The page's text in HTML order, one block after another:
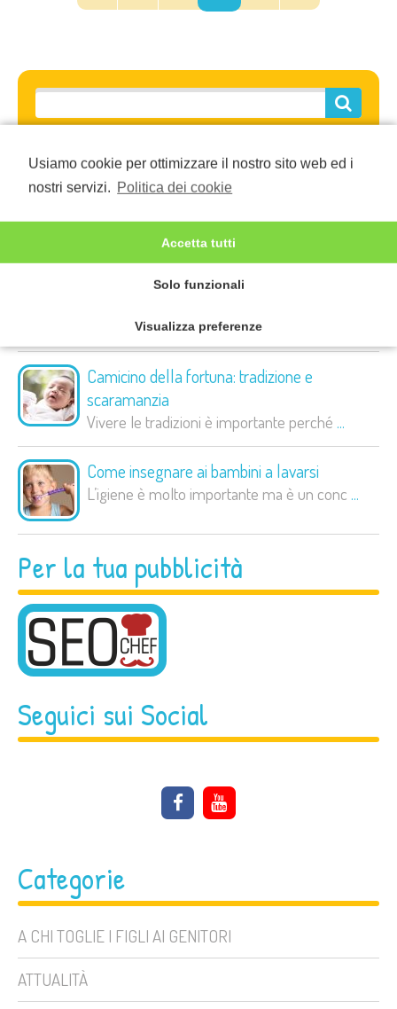
Usiamo cookie per ottimizzare il nostro sito web ed i
nostri servizi. Politica dei cookie
Accetta tutti
Solo funzionali
Visualizza preferenze
Ultimi articoli
Scuola sperimentale No Scuola burocratica
Scuola sperimentale No Scuola burocratic
La didattica a distanza
Camicino della fortuna: tradizione e
scaramanzia
Vivere le tradizioni è importante perché ...
Come insegnare ai bambini a lavarsi
L’igiene è molto importante ma è un conc ...
Per la tua pubblicità
Seguici sui Social
Categorie
A CHI TOGLIE I FIGLI AI GENITORI
ATTUALITÀ